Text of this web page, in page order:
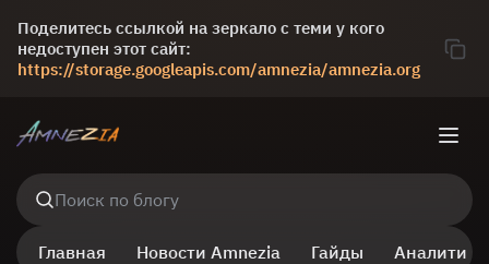
Поделитесь ссылкой на зеркало с теми у кого
недоступен этот сайт:
https://storage.googleapis.com/amnezia/amnezia.org
Поиск по блогу
Главная Новости Amnezia Гайды Аналитика